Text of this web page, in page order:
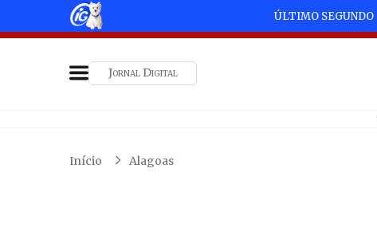
ÚLTIMO SEGUNDO
Jornal Digital
Início Alagoas